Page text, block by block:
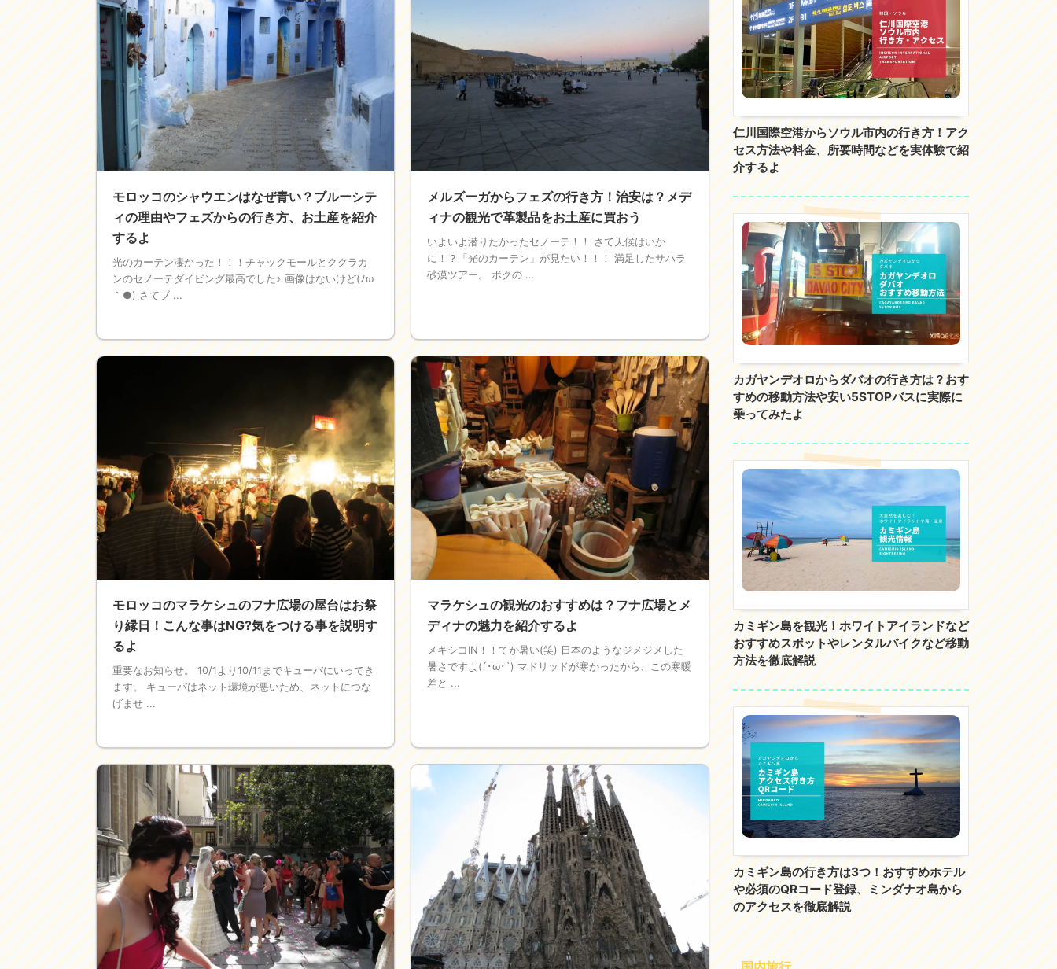
モロッコのシャウエンはなぜ青い？ブルーシテ
ィの理由やフェズからの行き方、お土産を紹介
するよ
光のカーテン凄かった！！！チャックモールとククラカ
ンのセノーテダイビング最高でした♪ 画像はないけど(ﾉω
｀●) さてブ ...
メルズーガからフェズの行き方！治安は？メデ
ィナの観光で革製品をお土産に買おう
いよいよ潜りたかったセノーテ！！ さて天候はいか
に！？「光のカーテン」が見たい！！！ 満足したサハラ
砂漠ツアー。 ボクの ...
モロッコのマラケシュのフナ広場の屋台はお祭
り縁日！こんな事はNG?気をつける事を説明す
るよ
重要なお知らせ。 10/1より10/11までキューバにいってき
ます。 キューバはネット環境が悪いため、ネットにつな
げませ ...
マラケシュの観光のおすすめは？フナ広場とメ
ディナの魅力を紹介するよ
メキシコIN！！てか暑い(笑) 日本のようなジメジメした
暑さですよ(´･ω･`) マドリッドが寒かったから、この寒暖
差と ...
仁川国際空港からソウル市内の行き方！アク
セス方法や料金、所要時間などを実体験で紹
介するよ
カガヤンデオロからダバオの行き方は？おす
すめの移動方法や安い5STOPバスに実際に
乗ってみたよ
カミギン島を観光！ホワイトアイランドなど
おすすめスポットやレンタルバイクなど移動
方法を徹底解説
カミギン島の行き方は3つ！おすすめホテル
や必須のQRコード登録、ミンダナオ島から
のアクセスを徹底解説